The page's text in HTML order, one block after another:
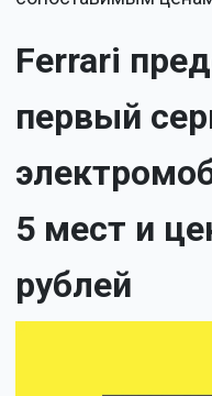
Ferrari
первый
5 мест и
рублей